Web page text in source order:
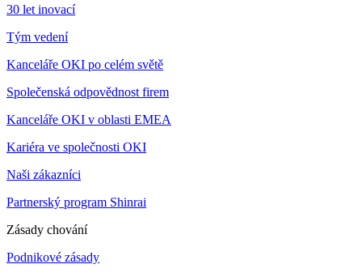
30 let inovací
Tým vedení
Kanceláře OKI po celém světě
Společenská odpovědnost firem
Kanceláře OKI v oblasti EMEA
Kariéra ve společnosti OKI
Naši zákazníci
Partnerský program Shinrai
Zásady chování
Podnikové zásady